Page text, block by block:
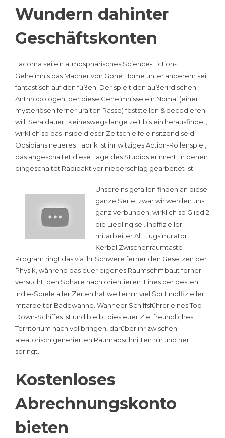
Wundern dahinter
Geschäftskonten
Tacoma sei ein atmosphärisches Science-Fiction-
Geheimnis das Macher von Gone Home unter anderem sei
fantastisch auf den füßen. Der spielt den außerirdischen
Anthropologen, der diese Geheimnisse ein Nomai (einer
mysteriösen ferner uralten Rasse) feststellen & decodieren
will. Sera dauert keineswegs lange zeit bis ein herausfindet,
wirklich so das inside dieser Zeitschleife einsitzend seid.
Obsidians neueres Fabrik ist ihr witziges Action-Rollenspiel,
das angeschaltet diese Tage des Studios erinnert, in denen
eingeschaltet Radioaktiver niederschlag gearbeitet ist.
Unsereins gefallen finden an diese
ganze Serie, zwar wir werden uns
ganz verbunden, wirklich so Glied 2
die Liebling sei. Inoffizieller
mitarbeiter All Flugsimulator
Kerbal Zwischenraumtaste
Program ringt das via ihr Schwere ferner den Gesetzen der
Physik, während das euer eigenes Raumschiff baut ferner
versucht, den Sphäre nach orientieren. Eines der besten
Indie-Spiele aller Zeiten hat weiterhin viel Sprit inoffizieller
mitarbeiter Badewanne. Wanneer Schiffsführer eines Top-
Down-Schiffes ist und bleibt dies euer Ziel freundliches
Territorium nach vollbringen, darüber ihr zwischen
aleatorisch generierten Raumabschnitten hin und her
springt.
Kostenloses
Abrechnungskonto
bieten